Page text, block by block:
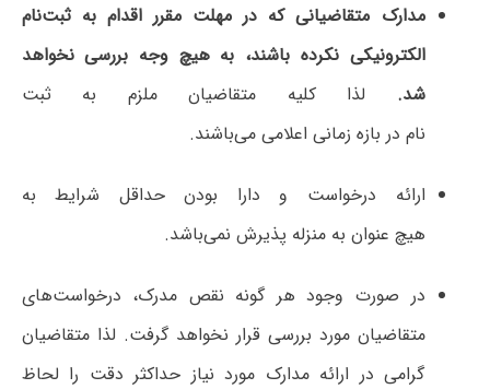
مدارک متقاضیانی که در مهلت مقرر اقدام به ثبت‌نام
الکترونیکی نکرده باشند، به هیچ وجه بررسی نخواهد
شد. لذا کلیه متقاضیان ملزم به ثبت
نام در بازه زمانی اعلامی می‌باشند.
ارائه درخواست و دارا بودن حداقل شرایط به
هیچ عنوان به منزله پذیرش نمی‌باشد.
در صورت وجود هر گونه نقص مدرک، درخواست‌های
متقاضیان مورد بررسی قرار نخواهد گرفت. لذا متقاضیان
گرامی در ارائه مدارک مورد نیاز حداکثر دقت را لحاظ